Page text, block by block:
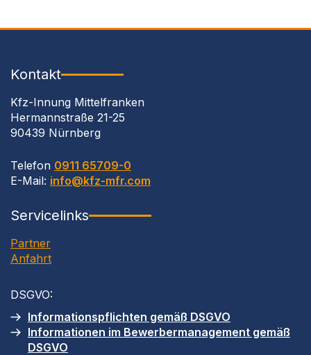
Kontakt
Kfz-Innung Mittelfranken
Hermannstraße 21-25
90439 Nürnberg
Telefon 0911 65709-0
E-Mail: info@kfz-mfr.com
Servicelinks
Partner
Anfahrt
DSGVO:
Informationspflichten gemäß DSGVO
Informationen im Bewerbermanagement gemäß
DSGVO